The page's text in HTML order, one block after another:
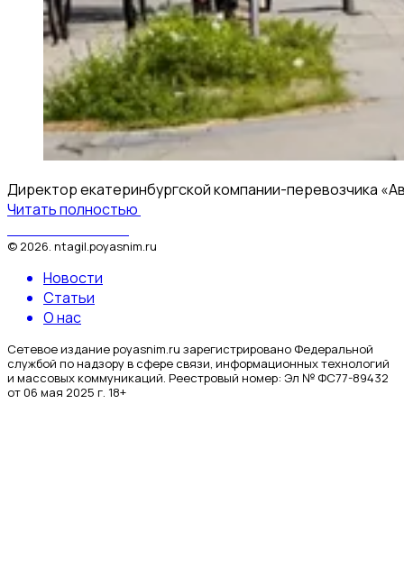
Директор екатеринбургской компании-перевозчика
Читать полностью
© 2026 ntagil.poyasnim.ru
Новости
Статьи
О нас
Сетевое издание poyasnim.ru зарегистрировано Федеральной
службой по надзору в сфере связи, информационных технологий
и массовых коммуникаций. Реестровый номер: Эл № ФС77-89432
от 06 мая 2025 г. 18+